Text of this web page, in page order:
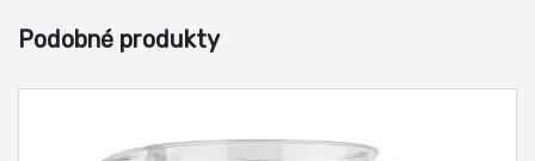
Podobné produkty